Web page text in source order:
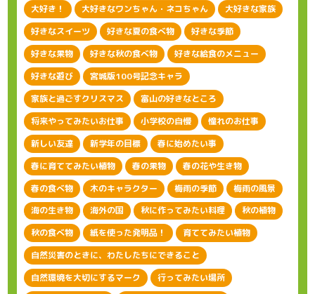
大好き！
大好きなワンちゃん・ネコちゃん
大好きな家族
好きなスイーツ
好きな夏の食べ物
好きな季節
好きな果物
好きな秋の食べ物
好きな給食のメニュー
好きな遊び
宮城版100号記念キャラ
家族と過ごすクリスマス
富山の好きなところ
将来やってみたいお仕事
小学校の自慢
憧れのお仕事
新しい友達
新学年の目標
春に始めたい事
春に育ててみたい植物
春の果物
春の花や生き物
春の食べ物
木のキャラクター 梅雨の季節
梅雨の風景
海の生き物
海外の国 秋に作ってみたい料理
秋の植物
秋の食べ物
紙を使った発明品！
育ててみたい植物
自然災害のときに、わたしたちにできること
自然環境を大切にするマーク
行ってみたい場所